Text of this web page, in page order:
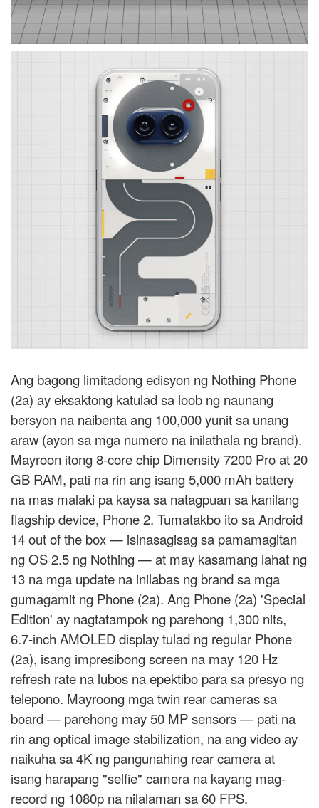
Ang bagong limitadong edisyon ng Nothing Phone
(2a) ay eksaktong katulad sa loob ng naunang
bersyon na naibenta ang 100,000 yunit sa unang
araw (ayon sa mga numero na inilathala ng brand).
Mayroon itong 8-core chip Dimensity 7200 Pro at 20
GB RAM, pati na rin ang isang 5,000 mAh battery
na mas malaki pa kaysa sa natagpuan sa kanilang
flagship device, Phone 2. Tumatakbo ito sa Android
14 out of the box — isinasagisag sa pamamagitan
ng OS 2.5 ng Nothing — at may kasamang lahat ng
13 na mga update na inilabas ng brand sa mga
gumagamit ng Phone (2a). Ang Phone (2a) 'Special
Edition' ay nagtatampok ng parehong 1,300 nits,
6.7-inch AMOLED display tulad ng regular Phone
(2a), isang impresibong screen na may 120 Hz
refresh rate na lubos na epektibo para sa presyo ng
telepono. Mayroong mga twin rear cameras sa
board — parehong may 50 MP sensors — pati na
rin ang optical image stabilization, na ang video ay
naikuha sa 4K ng pangunahing rear camera at
isang harapang "selfie" camera na kayang mag-
record ng 1080p na nilalaman sa 60 FPS.